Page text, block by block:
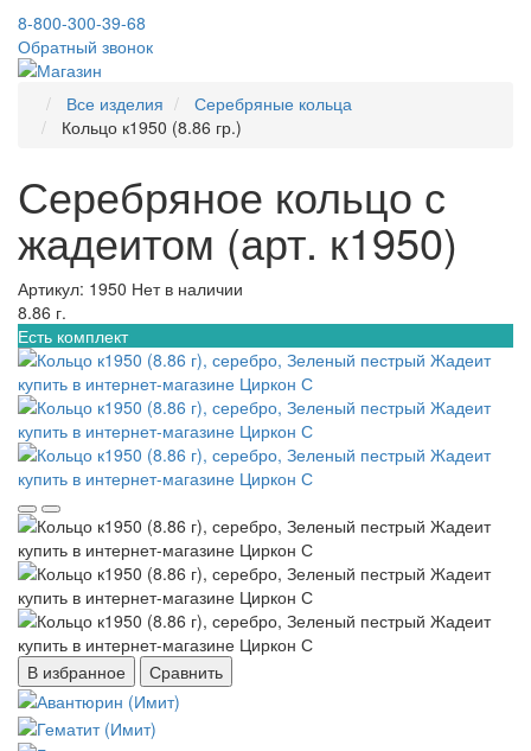
8-800-300-39-68
Обратный звонок
Все изделия
Серебряные кольца
Кольцо к1950 (8.86 гр.)
Серебряное кольцо с
жадеитом (арт. к1950)
Артикул: 1950 Нет в наличии
8.86 г.
Есть комплект
В избранное Сравнить